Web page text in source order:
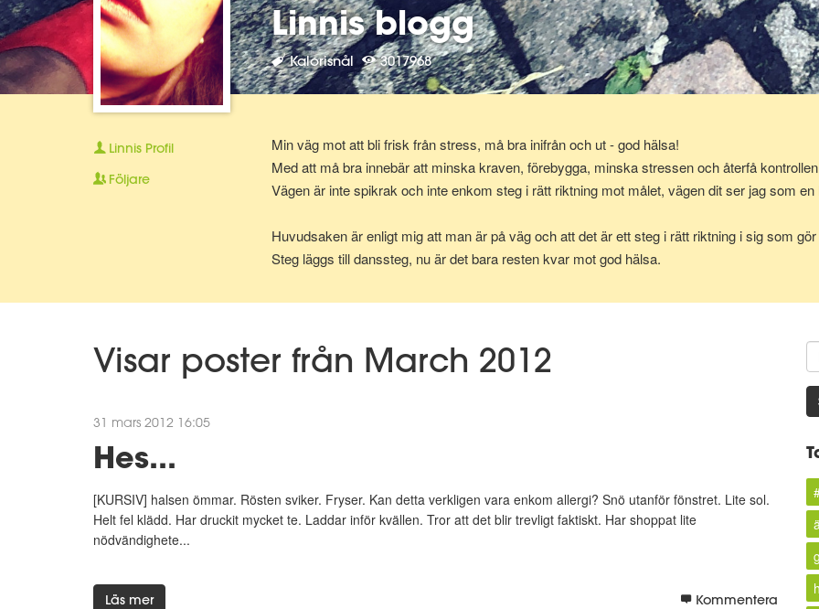
Linnis blogg
Kalorisnål 3017968
Min väg mot att bli frisk från stress, må bra inifrån och ut - god hälsa!
Med att må bra innebär att minska kraven, förebygga, minska stressen och återfå
Vägen är inte spikrak och inte enkom steg i rätt riktning mot målet, vägen dit ser jag som
Huvudsaken är enligt mig att man är på väg och att det är ett steg i rätt riktning i sig som
Steg läggs till danssteg, nu är det bara resten kvar mot god hälsa.
Linnis Profil
Följare
Visar poster från March 2012
31 mars 2012 16:05
Hes...
[KURSIV] halsen ömmar. Rösten sviker. Fryser. Kan detta verkligen vara enkom allergi? Snö utanför fönstret. Lite sol.
Helt fel klädd. Har druckit mycket te. Laddar inför kvällen. Tror att det blir trevligt faktiskt. Har shoppat lite
nödvändighete...
Läs mer Kommentera